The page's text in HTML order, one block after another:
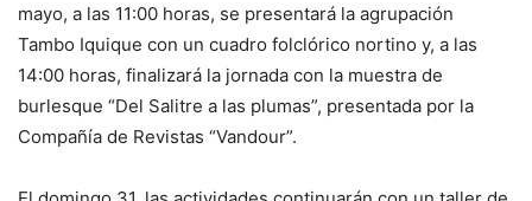
mayo, a las 11:00 horas, se presentará la agrupación
Tambo Iquique con un cuadro folclórico nortino y, a las
14:00 horas, finalizará la jornada con la muestra de
burlesque “Del Salitre a las plumas”, presentada por la
Compañía de Revistas “Vandour”.